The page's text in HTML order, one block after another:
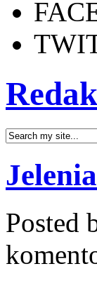
Posted